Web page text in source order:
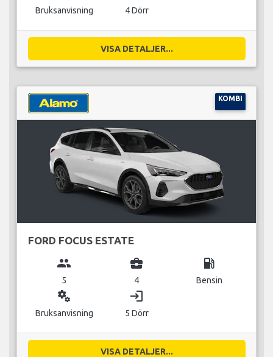
Bruksanvisning 4 Dörr
VISA DETALJER...
KOMBI
FORD FOCUS ESTATE
group
5
business_center
4
local_gas_station
Bensin
miscellaneous_services
Bruksanvisning
login
5 Dörr
VISA DETALJER...